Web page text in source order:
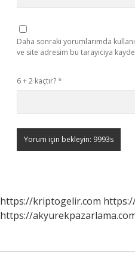
Daha sonraki yorumlarımda
ve site adresim bu tarayıcıya
6 + 2 kaçtır?*
https://kriptogelir.com
https://